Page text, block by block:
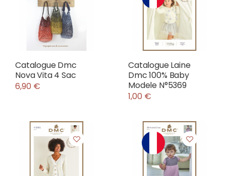
Catalogue Dmc
Nova Vita 4 Sac
6,90 €
Catalogue Laine
Dmc 100% Baby
Modele N°5369
1,00 €